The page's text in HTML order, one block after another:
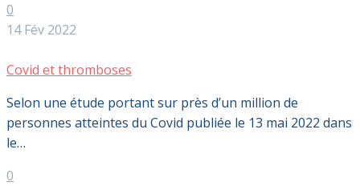
0
14 Fév 2022
Covid et thromboses
Selon une étude portant sur près d’un million de
personnes atteintes du Covid publiée le 13 mai 2022 dans
le…
0